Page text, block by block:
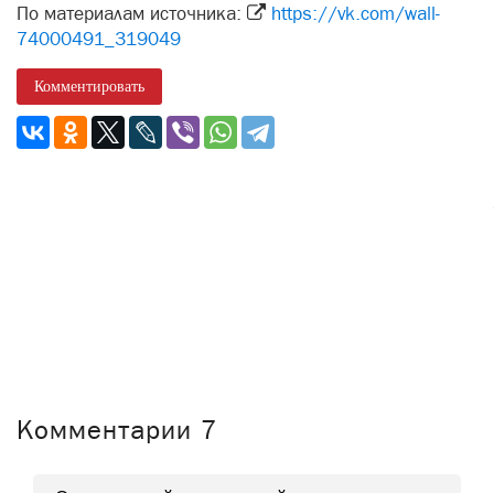
По материалам источника:
https://vk.com/wall-
74000491_319049
Комментировать
Комментарии 7